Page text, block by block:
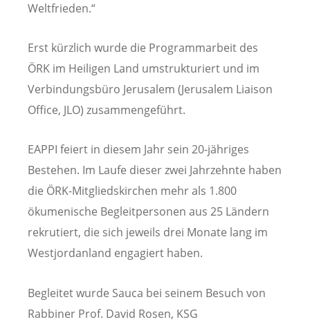
Weltfrieden.“
Erst kürzlich wurde die Programmarbeit des
ÖRK im Heiligen Land umstrukturiert und im
Verbindungsbüro Jerusalem (Jerusalem Liaison
Office, JLO) zusammengeführt.
EAPPI feiert in diesem Jahr sein 20-jähriges
Bestehen. Im Laufe dieser zwei Jahrzehnte haben
die ÖRK-Mitgliedskirchen mehr als 1.800
ökumenische Begleitpersonen aus 25 Ländern
rekrutiert, die sich jeweils drei Monate lang im
Westjordanland engagiert haben.
Begleitet wurde Sauca bei seinem Besuch von
Rabbiner Prof. David Rosen, KSG